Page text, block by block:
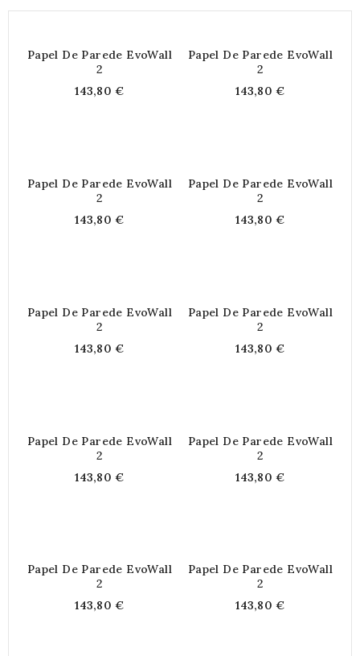
Papel De Parede EvoWall
2
143,80 €
Papel De Parede EvoWall
2
143,80 €
Papel De Parede EvoWall
2
143,80 €
Papel De Parede EvoWall
2
143,80 €
Papel De Parede EvoWall
2
143,80 €
Papel De Parede EvoWall
2
143,80 €
Papel De Parede EvoWall
2
143,80 €
Papel De Parede EvoWall
2
143,80 €
Papel De Parede EvoWall
2
143,80 €
Papel De Parede EvoWall
2
143,80 €